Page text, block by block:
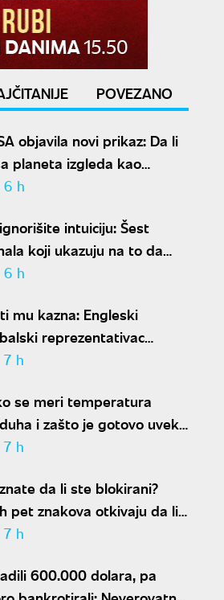
POVEZANO
objavila novi prikaz: Da li
planeta izgleda kao
ili kao plavi kliker?
6 h
intuiciju: Šest
koji ukazuju na to da
krije aferu
6 h
mu kazna: Engleski
reprezentativac
za napad u noćnom
7 h
se meri temperatura
i zašto je gotovo uvek
od one koju pokazuju naši
7 h
da li ste blokirani?
pet znakova otkivaju da li
na nečijoj "crnoj listi"
7 h
600.000 dolara, pa